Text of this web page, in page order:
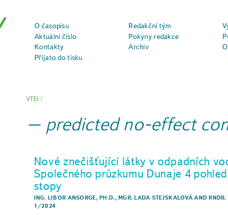
O časopisu Redakční tým
Aktuální číslo
Pokyny redakce
Kontakty
Archiv
Přijato do tisku
VTEI /
predicted no-effect
Nové znečišťující látky v odpadních
Společného průzkumu Dunaje 4
stopy
ING. LIBOR ANSORGE, PH.D., MGR. LADA STEJSKALOVÁAND
1/2024